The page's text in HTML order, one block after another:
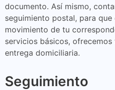
documento. Así mismo,
seguimiento postal, para
movimiento de tu
servicios básicos,
entrega domiciliaria.
Seguimiento